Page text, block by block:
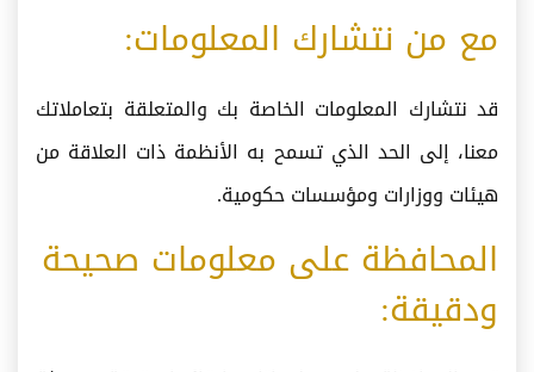
مع من نتشارك المعلومات:
قد نتشارك المعلومات الخاصة بك والمتعلقة بتعاملاتك
معنا، إلى الحد الذي تسمح به الأنظمة ذات العلاقة من
هيئات ووزارات ومؤسسات حكومية.​
المحافظة على معلومات صحيحة
ودقيقة: